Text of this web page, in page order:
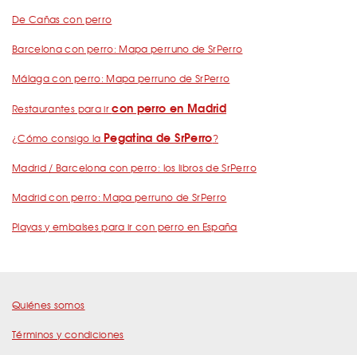
De Cañas con perro
Barcelona con perro: Mapa perruno de SrPerro
Málaga con perro: Mapa perruno de SrPerro
Restaurantes para ircon perro en Madrid
¿Cómo consigo la Pegatina de SrPerro?
Madrid / Barcelona con perro: los libros de SrPerro
Madrid con perro: Mapa perruno de SrPerro
Playas y embalses para ir con perro en España
Quiénes somos
Términos y condiciones